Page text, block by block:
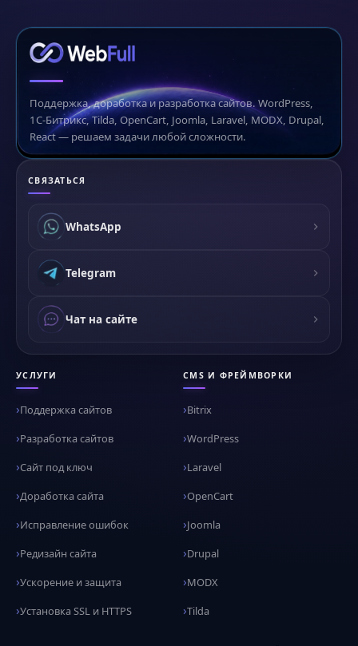
Поддержка, доработка и разработка сайтов. WordPress,
1С-Битрикс, Tilda, OpenCart, Joomla, Laravel, MODX, Drupal,
React — решаем задачи любой сложности.
СВЯЗАТЬСЯ
WhatsApp
Telegram
Чат на сайте
УСЛУГИ
Поддержка сайтов
Разработка сайтов
Сайт под ключ
Доработка сайта
Исправление ошибок
Редизайн сайта
Ускорение и защита
Установка SSL и HTTPS
CMS И ФРЕЙМВОРКИ
Bitrix
WordPress
Laravel
OpenCart
Joomla
Drupal
MODX
Tilda